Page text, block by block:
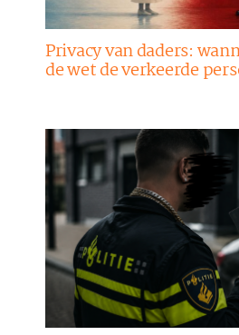
Privacy van daders:
de wet de verkeerde